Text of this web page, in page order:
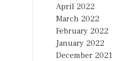
April 2022
March 2022
February 2022
January 2022
December 2021